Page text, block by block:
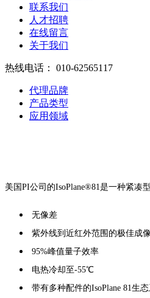
联系我们
人才招聘
在线留言
关于我们
热线电话： 010-62565117
代理品牌
产品类型
应用领域
美国PI公司的IsoPlane®81是一种紧凑
无像差
紫外线到近红外范围的极佳成
95%峰值量子效率
电热冷却至-55℃
带有多种配件的IsoPlane 81生